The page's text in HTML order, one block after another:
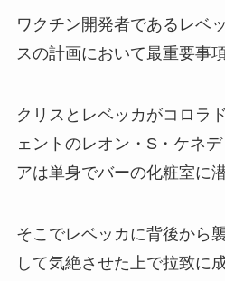
ワクチン開発者であるレベ
スの計画において最重要事
クリスとレベッカがコロラ
ェントのレオン・S・ケネ
アは単身でバーの化粧室に
そこでレベッカに背後から
して気絶させた上で拉致に